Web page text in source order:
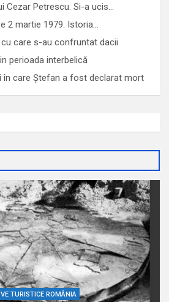
Cezar Petrescu. Si-a ucis…
2 martie 1979. Istoria…
care s-au confruntat dacii
perioada interbelică
în care Ștefan a fost declarat mort
TURISTICE ROMÂNIA